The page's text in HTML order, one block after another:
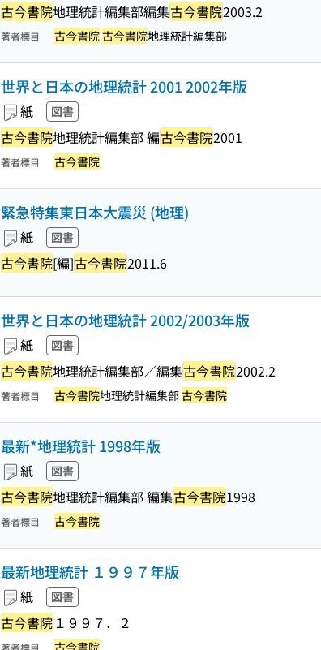
古今書院地理統計編集部編集古今書院2003.2
著者標目 古今書院古今書院地理統計編集部
世界と日本の地理統計 2001 2002年版
紙 図書
古今書院地理統計編集部 編古今書院2001
著者標目 古今書院
緊急特集東日本大震災 (地理)
紙 図書
古今書院[編]古今書院2011.6
世界と日本の地理統計 2002/2003年版
紙 図書
古今書院地理統計編集部／編集古今書院2002.2
著者標目 古今書院地理統計編集部古今書院
最新*地理統計 1998年版
紙 図書
古今書院地理統計編集部 編集古今書院1998
著者標目 古今書院
最新地理統計 １９９７年版
紙 図書
古今書院 １９９７．２
著者標目 古今書院